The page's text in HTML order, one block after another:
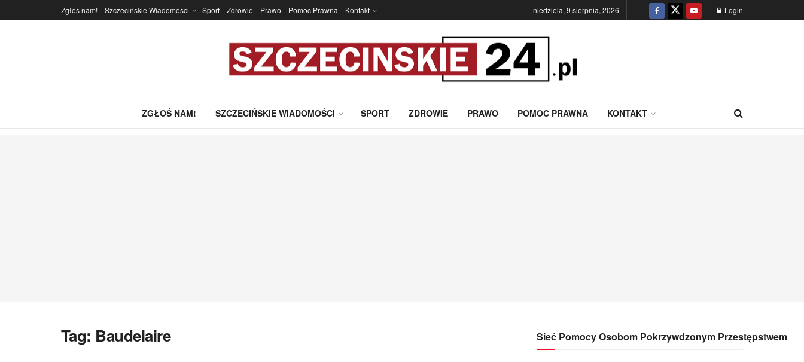
Zgłoś nam! Szczecińskie Wiadomości Sport Zdrowie Prawo Pomoc Prawna Kontakt niedziela, 9 sierpnia, 2026 Login
ZGŁOŚ NAM! SZCZECIŃSKIE WIADOMOŚCI SPORT ZDROWIE PRAWO POMOC PRAWNA KONTAKT
Tag: Baudelaire Sieć Pomocy Osobom Pokrzywdzonym Przestępstwem